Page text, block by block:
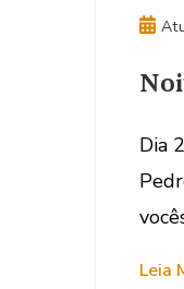
Dia
Leia